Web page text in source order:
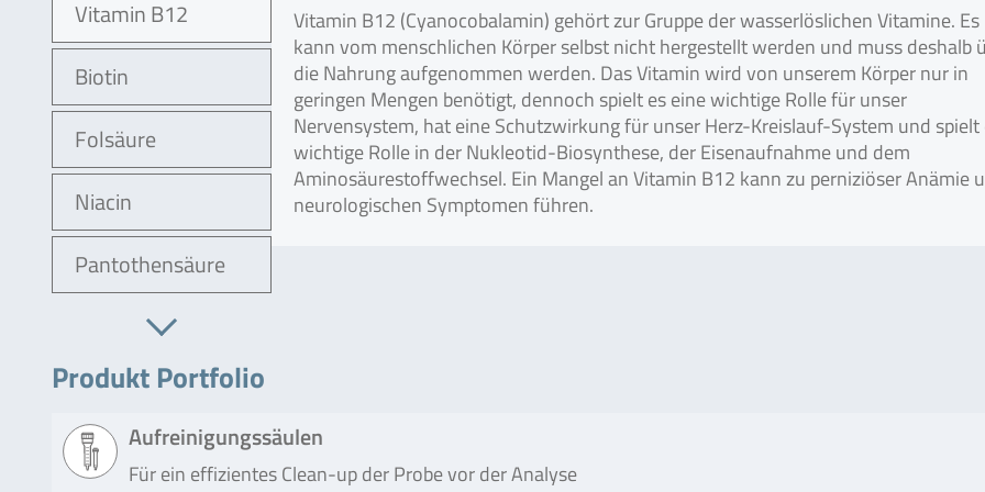
Vitamin B12
Biotin
Folsäure
Niacin
Pantothensäure
Vitamin B12 (Cyanocobalamin) gehört zur Gruppe der wasserlöslichen Vitamine. Es
kann vom menschlichen Körper selbst nicht hergestellt werden und muss deshalb
die Nahrung aufgenommen werden. Das Vitamin wird von unserem Körper nur in
geringen Mengen benötigt, dennoch spielt es eine wichtige Rolle für unser
Nervensystem, hat eine Schutzwirkung für unser Herz-Kreislauf-System und spielt
wichtige Rolle in der Nukleotid-Biosynthese, der Eisenaufnahme und dem
Aminosäurestoffwechsel. Ein Mangel an Vitamin B12 kann zu perniziöser Anämie
neurologischen Symptomen führen.
Produkt Portfolio
Aufreinigungssäulen
Für ein effizientes Clean-up der Probe vor der Analyse